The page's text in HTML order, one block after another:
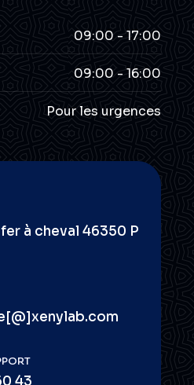
09:00 - 17:00
09:00 - 16:00
Pour les urgences
à cheval 46350 P
43